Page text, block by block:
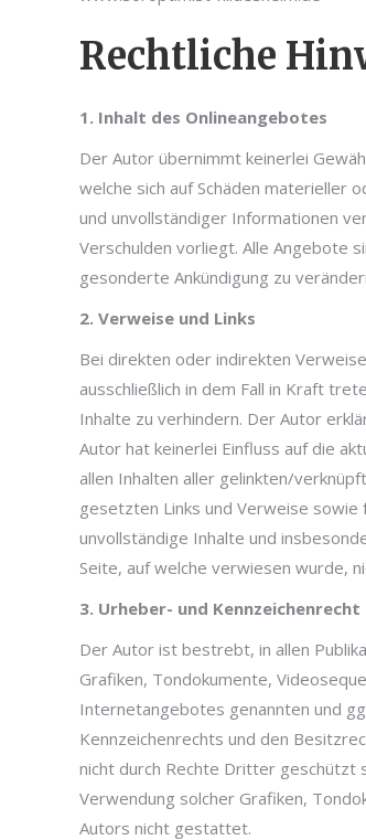
Rechtliche
1. Inhalt des Onlineangebotes
Der Autor übernimmt keinerlei
welche sich auf Schäden materieller
und unvollständiger Informationen
Verschulden vorliegt. Alle Angebote
gesonderte Ankündigung zu
2. Verweise und Links
Bei direkten oder indirekten
ausschließlich in dem Fall in Kraft
Inhalte zu verhindern. Der Autor
Autor hat keinerlei Einfluss auf die
allen Inhalten aller gelinkten/
gesetzten Links und Verweise
unvollständige Inhalte und
Seite, auf welche verwiesen wurde,
3. Urheber- und Kennzeichenrecht
Der Autor ist bestrebt, in allen
Grafiken, Tondokumente,
Internetangebotes genannten und
Kennzeichenrechts und den
nicht durch Rechte Dritter geschützt
Verwendung solcher Grafiken,
Autors nicht gestattet.